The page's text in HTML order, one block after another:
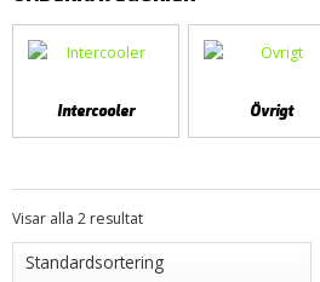
Intercooler Övrigt
Visar alla 2 resultat